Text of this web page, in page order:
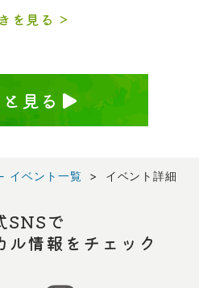
を見る
見る
イベント一覧 イベント詳細
SNSで
ル情報をチェック